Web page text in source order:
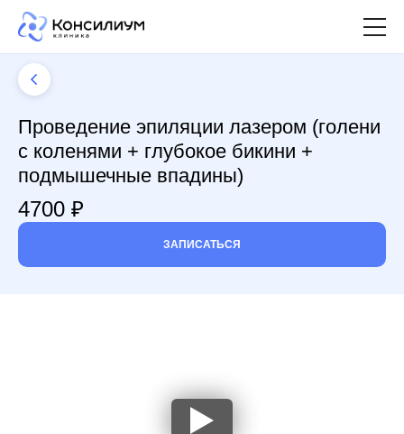
Провeдение эпиляции лазером (голени
с коленями + глубокое бикини +
подмышечные впадины)
4700 ₽
ЗАПИСАТЬСЯ